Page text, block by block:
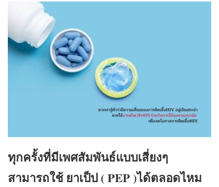
ทุกครั้งที่มีเพศสัมพันธ์แบบเสี่ยงๆ
สามารถใช้ ยาเป็ป ( PEP )ได้ตลอดไหม